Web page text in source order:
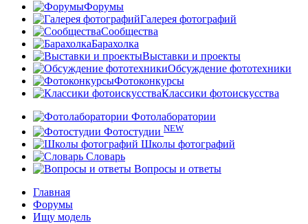
Форумы
Галерея фотографий
Сообщества
Барахолка
Выставки и проекты
Обсуждение фототехники
Фотоконкурсы
Классики фотоискусства
Фотолаборатории
Фотостудии NEW
Школы фотографий
Словарь
Вопросы и ответы
Главная
Форумы
Ищу модель